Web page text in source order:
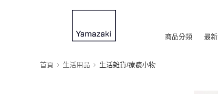
商品分類 最
首頁 生活用品 生活雜貨/療癒小物